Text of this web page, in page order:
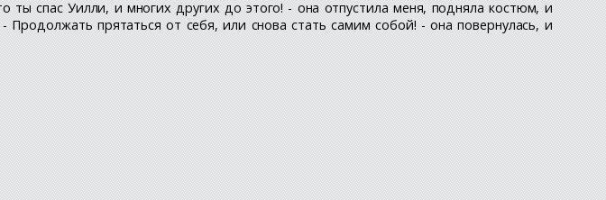
ты спас Уилли, и многих других до этого! - она отпустила меня, подняла костюм, и
прятаться от себя, или снова стать самим собой! - она повернулась, и